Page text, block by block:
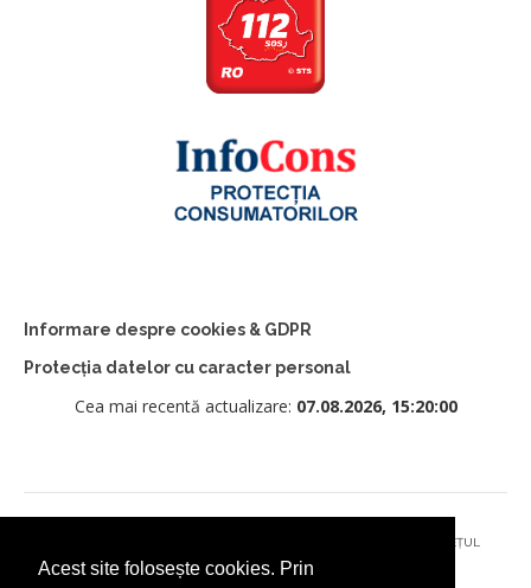
Acest site folosește cookies. Prin
Informare despre cookies & GDPR
Protecția datelor cu caracter personal
Cea mai recentă actualizare: 07.08.2026, 15:20:00
© 2026 - PRIMĂRIA MUNICIPIULUI CÂMPULUNG MOLDOVENESC, JUDEȚUL
SUCEAVA